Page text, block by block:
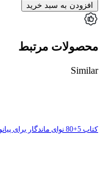
افزودن به سبد خرید
محصولات مرتبط
Similar
کتاب 5+80 نوای ماندگار برای پیانو